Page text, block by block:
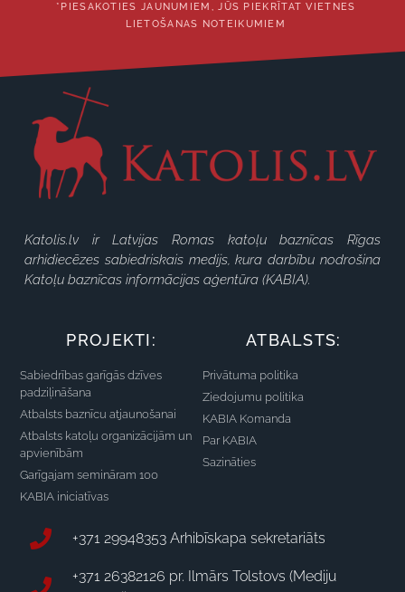
*PIESAKOTIES JAUNUMIEM, JŪS PIEKRĪTAT VIETNES
LIETOŠANAS NOTEIKUMIEM
Katolis.lv ir Latvijas Romas katoļu baznīcas Rīgas
arhidiecēzes sabiedriskais medijs, kura darbību nodrošina
Katoļu baznīcas informācijas aģentūra (KABIA).
PROJEKTI:
Sabiedrības garīgās dzīves
padziļināšana
Atbalsts baznīcu atjaunošanai
Atbalsts katoļu organizācijām un
apvienībām
Garīgajam semināram 100
KABIA iniciatīvas
ATBALSTS:
Privātuma politika
Ziedojumu politika
KABIA Komanda
Par KABIA
Sazināties
+371 29948353 Arhibīskapa sekretariāts
+371 26382126 pr. Ilmārs Tolstovs (Mediju